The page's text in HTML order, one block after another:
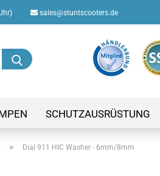
sales@stuntscooters.de
Suche...
SCHUTZAUSRÜSTUNG
» Dial 911 HIC Washer - 6mm/8mm